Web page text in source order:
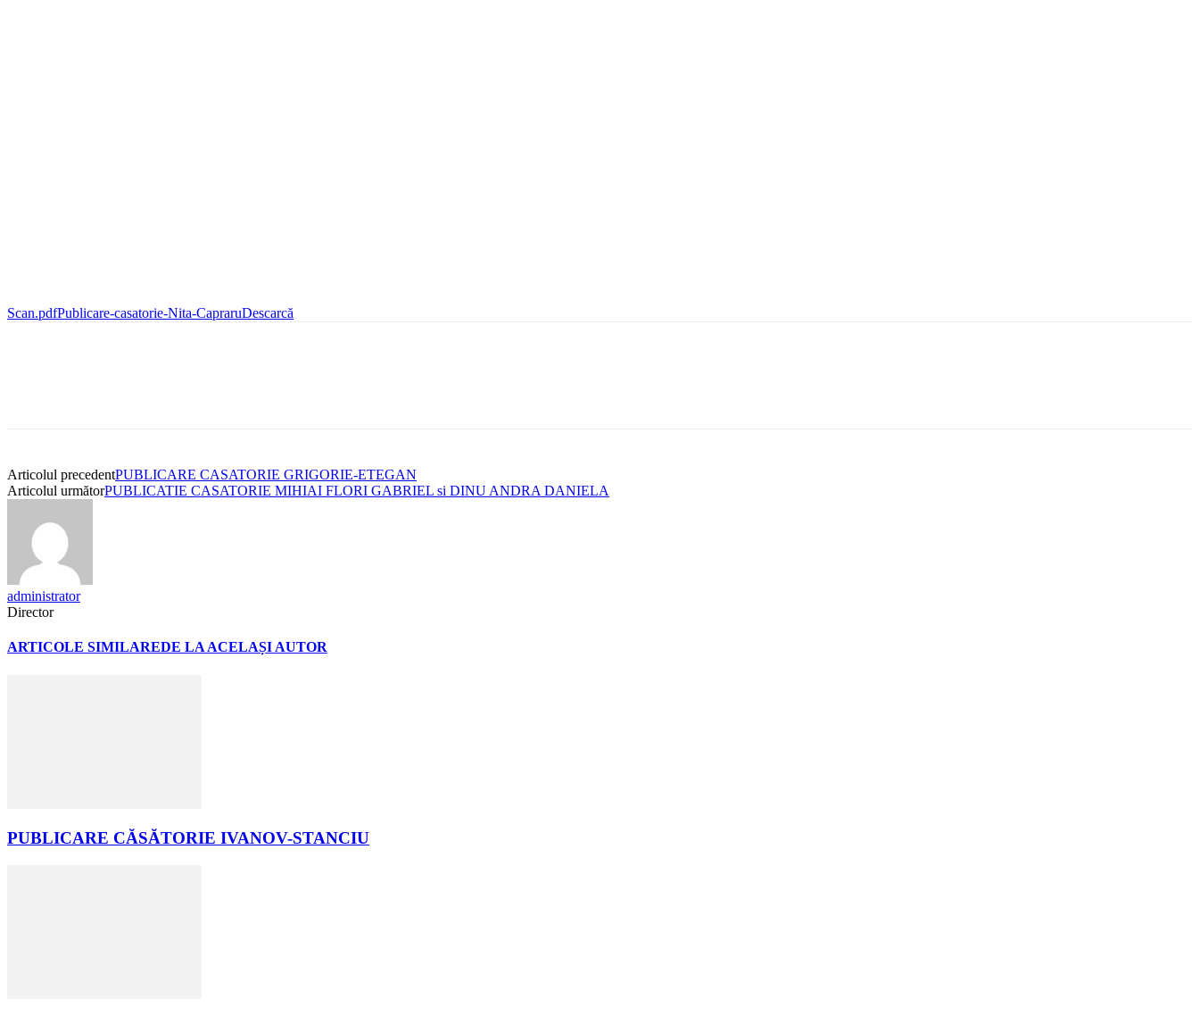
Scan.pdfPublicare-casatorie-Nita-CapraruDescarcă
Articolul precedentPUBLICARE CASATORIE GRIGORIE-ETEGAN
Articolul următorPUBLICATIE CASATORIE MIHIAI FLORI GABRIEL si DINU ANDRA DANIELA
administrator
Director
ARTICOLE SIMILAREDE LA ACELAȘI AUTOR
PUBLICARE CĂSĂTORIE IVANOV-STANCIU